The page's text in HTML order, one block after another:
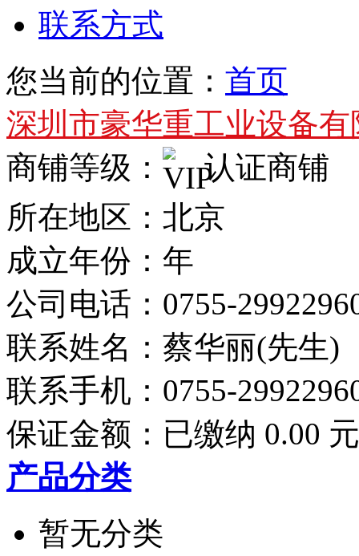
联系方式
您当前的位置： 首页
深圳市豪华重工业设备有
商铺等级：
认证商铺
所在地区：北京
成立年份：年
公司电话： 0755-
联系姓名：蔡华丽(先生)
联系手机： 0755-
保证金额： 已缴纳 0.00 元
产品分类
暂无分类